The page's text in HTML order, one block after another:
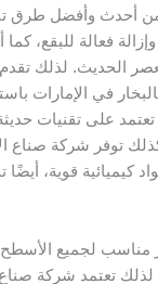
من أحدث وأفضل طرق
فعالة للبقع، كما
الحديث. لذلك
في الإمارات
تعتمد على تقنيات
توفر شركة صناع
كيميائية قوية،
مناسب لجميع
لذلك تعتمد شركة